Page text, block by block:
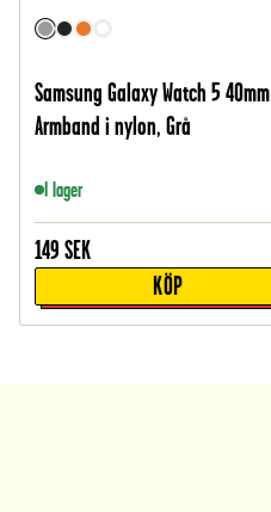
Samsung Galaxy Watch 5 40mm
Armband i nylon, Grå
I lager
149 SEK
KÖP